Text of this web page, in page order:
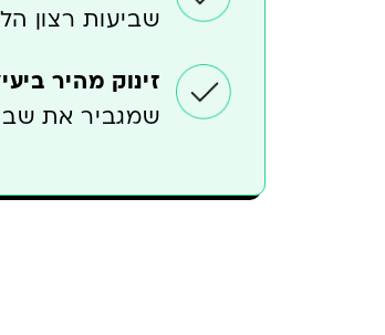
שביעות רצון
זינוק מהיר
שמגביר את